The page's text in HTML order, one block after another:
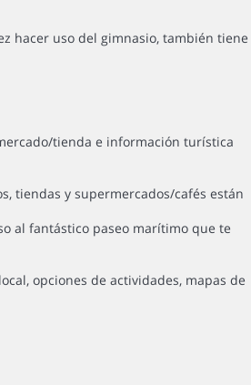
hacer uso del gimnasio, también tiene
tienda e información turística
tiendas y supermercados/cafés están
al fantástico paseo marítimo que te
opciones de actividades, mapas de